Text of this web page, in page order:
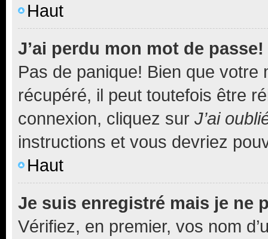
Haut
J’ai perdu mon mot de passe!
Pas de panique! Bien que
récupéré, il peut toutefois être
connexion, cliquez sur J’ai
instructions et vous devriez
Haut
Je suis enregistré mais je ne
Vérifiez, en premier, vos nom